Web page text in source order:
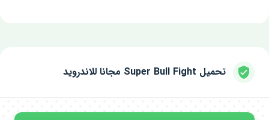
تحميل Super Bull Fight مجانا للاندرويد